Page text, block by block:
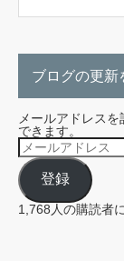
ブログの更新
メールアドレス
できます。
メ
ー
ル
ア
ド
レ
ス
登録
1,768人の購読者